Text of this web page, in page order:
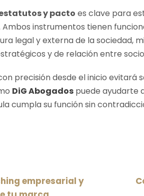
y pacto es clave para
instrumentos tienen
legal y externa de la sociedad,
y de relación entre
precisión desde el inicio evitará
DiG Abogados puede ayudarte
cumpla su función sin
empresarial y